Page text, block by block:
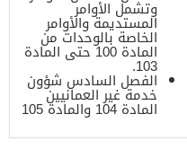
وتشمل الأوامر
المستديمة والأوامر
الخاصة بالوحدات من
المادة 100 حتى المادة
103.
الفصل السادس شؤون
خدمة غير العمانيين
المادة 104 والمادة 105